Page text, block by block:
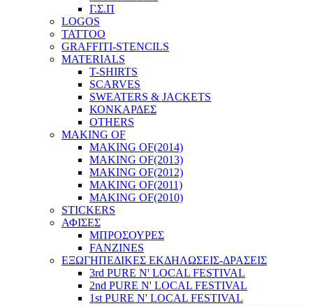
Γ.Σ.Π
LOGOS
TATTOO
GRAFFITI-STENCILS
MATERIALS
T-SHIRTS
SCARVES
SWEATERS & JACKETS
ΚΟΝΚΑΡΔΕΣ
OTHERS
MAKING OF
MAKING OF(2014)
MAKING OF(2013)
MAKING OF(2012)
MAKING OF(2011)
MAKING OF(2010)
STICKERS
ΑΦΙΣΕΣ
ΜΠΡΟΣΟΥΡΕΣ
FANZINES
ΕΞΩΓΗΠΕΔΙΚΕΣ EΚΔΗΛΩΣΕΙΣ-ΔΡΑΣΕΙΣ
3rd PURE N' LOCAL FESTIVAL
2nd PURE N' LOCAL FESTIVAL
1st PURE N' LOCAL FESTIVAL